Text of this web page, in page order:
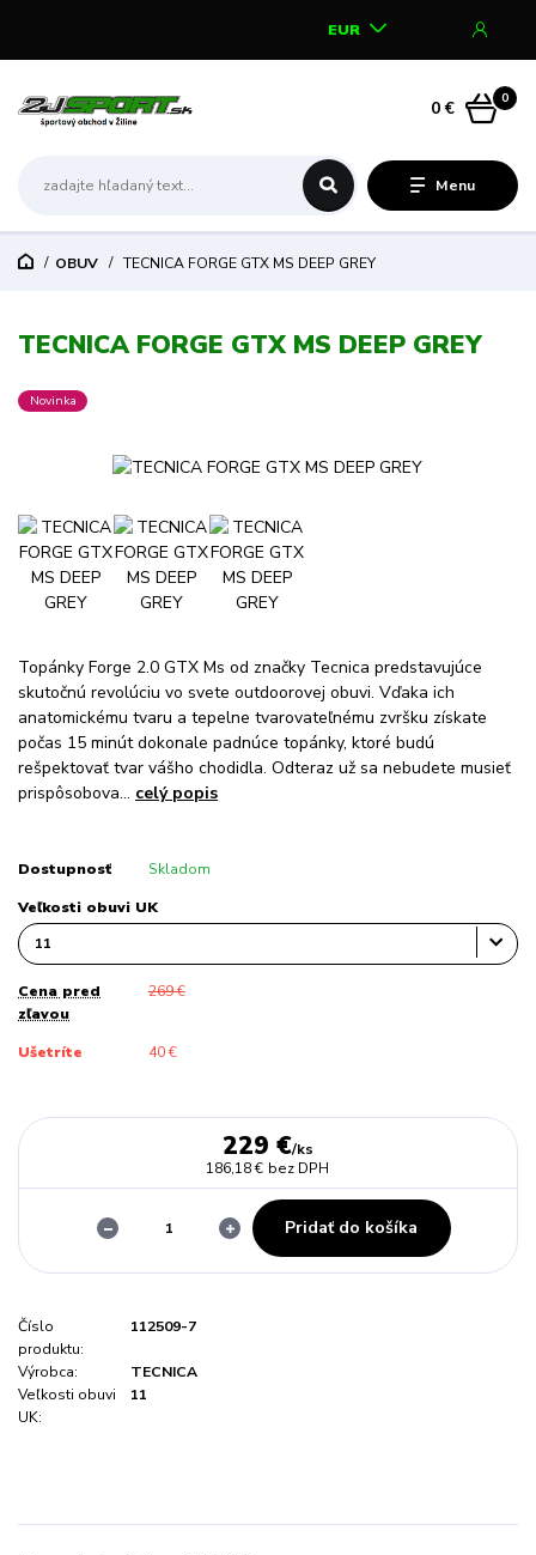
Menu
EUR
0
0 €
OBUV TECNICA FORGE GTX MS DEEP GREY
TECNICA FORGE GTX MS DEEP GREY
Novinka
Topánky Forge 2.0 GTX Ms od značky Tecnica predstavujúce
skutočnú revolúciu vo svete outdoorovej obuvi. Vďaka ich
anatomickému tvaru a tepelne tvarovateľnému zvršku získate
počas 15 minút dokonale padnúce topánky, ktoré budú
rešpektovať tvar vášho chodidla. Odteraz už sa nebudete musieť
prispôsobova... celý popis
Dostupnosť Skladom
Veľkosti obuvi UK
Cena pred
zľavou
269 €
Ušetríte 40 €
229 €/ks
186,18 € bez DPH
Pridať do košíka
Číslo
produktu:
112509-7
Výrobca:
TECNICA
Veľkosti obuvi
UK:
11